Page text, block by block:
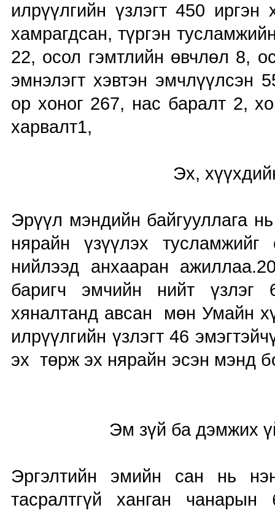
илрүүлгийн үзлэгт 450
хамрагдсан, түргэн
22, осол гэмтлийн өвчлөл 8,
эмнэлэгт хэвтэн эмчлүүлсэн
ор хоног 267, нас баралт 2,
харвалт1,
Эх, хүүхдийн эрүүл
Эрүүл мэндийн байгууллага
нярайн үзүүлэх тусламжийг
нийлээд анхааран
баригч эмчийн нийт үзлэг
хяналтанд авсан мөн Умайн
илрүүлгийн үзлэгт 46
эх төрж эх нярайн
Эм зүй ба дэмжих
Эргэлтийн эмийн сан нь
тасралтгүй ханган